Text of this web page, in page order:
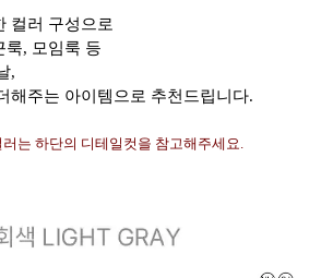
컬러 구성으로
룩, 모임룩 등
,
해주는 아이템으로 추천드립니다.
는 하단의 디테일컷을 참고해주세요.